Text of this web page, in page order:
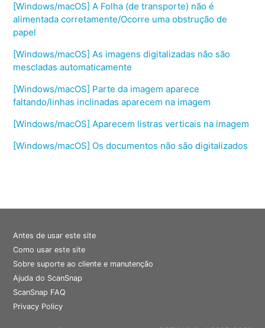
[Windows/macOS] A Folha (de transporte) não é
alimentada corretamente/Ocorre uma obstrução de
papel
[Windows/macOS] As imagens digitalizadas não são
mescladas automaticamente
[Windows/macOS] Parte da imagem aparece
faltando/linhas inclinadas aparecem na imagem
[Windows/macOS] Aparecem listras verticais na imagem
[Windows/macOS] Os documentos não são digitalizados
Antes de usar este site
Como usar este site
Sobre suporte ao cliente e manutenção
Ajuda do ScanSnap
ScanSnap FAQ
Privacy Policy